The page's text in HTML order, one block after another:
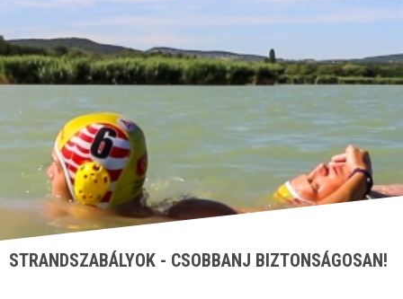
STRANDSZABÁLYOK - CSOBBANJ BIZTONSÁGOSAN!